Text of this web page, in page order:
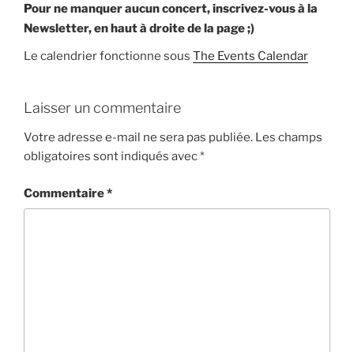
Pour ne manquer aucun concert, inscrivez-vous à la
Newsletter, en haut à droite de la page ;)
Le calendrier fonctionne sous The Events Calendar
Laisser un commentaire
Votre adresse e-mail ne sera pas publiée. Les champs
obligatoires sont indiqués avec*
Commentaire*